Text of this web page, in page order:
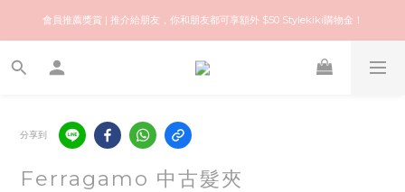
歡迎來到快樂的尋寶之旅！你可信賴的名牌中古店！優質保健美容產品推薦！
會員推薦獎賞 | 推介給朋友，你和朋友都可享額外 $50 Stylekiki購物金！
歡迎來到快樂的尋寶之旅！你可信賴的名牌中古店！優質保健美容產品推薦！
分享到
Ferragamo 中古髮夾